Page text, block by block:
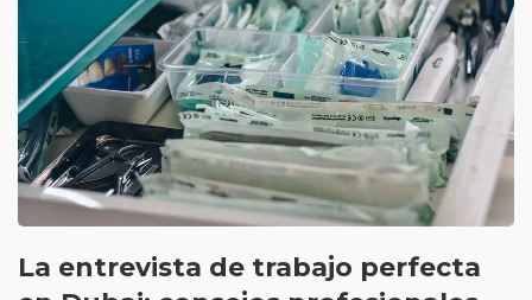
La entrevista de trabajo perfecta